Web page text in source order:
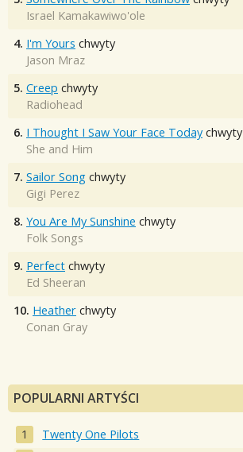
Israel Kamakawiwo'ole
4. I'm Yours chwyty
Jason Mraz
5. Creep chwyty
Radiohead
6. I Thought I Saw Your Face Today chwyty
She and Him
7. Sailor Song chwyty
Gigi Perez
8. You Are My Sunshine chwyty
Folk Songs
9. Perfect chwyty
Ed Sheeran
10. Heather chwyty
Conan Gray
POPULARNI ARTYŚCI
Twenty One Pilots